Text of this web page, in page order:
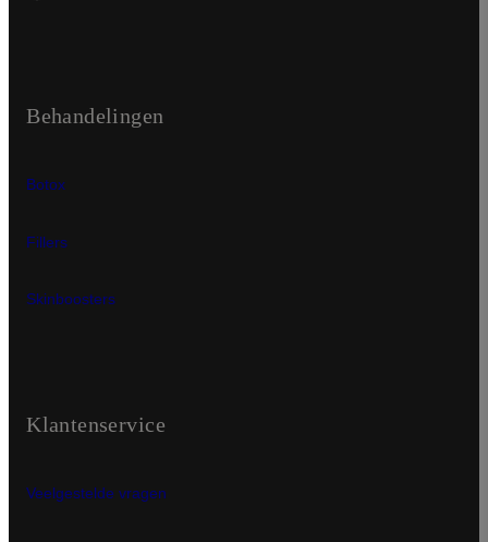
Behandelingen
Botox
Fillers
Skinboosters
Klantenservice
Veelgestelde vragen